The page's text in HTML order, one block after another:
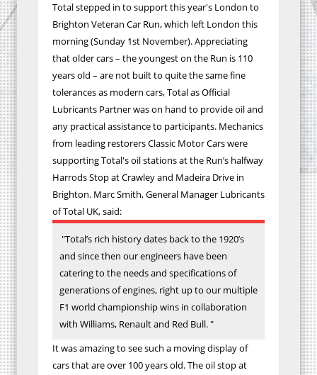
Total stepped in to support this year's London to
Brighton Veteran Car Run, which left London this
morning (Sunday 1st November). Appreciating
that older cars – the youngest on the Run is 110
years old – are not built to quite the same fine
tolerances as modern cars, Total as Official
Lubricants Partner was on hand to provide oil and
any practical assistance to participants. Mechanics
from leading restorers Classic Motor Cars were
supporting Total's oil stations at the Run’s halfway
Harrods Stop at Crawley and Madeira Drive in
Brighton. Marc Smith, General Manager Lubricants
of Total UK, said:
"Total’s rich history dates back to the 1920’s
and since then our engineers have been
catering to the needs and specifications of
generations of engines, right up to our multiple
F1 world championship wins in collaboration
with Williams, Renault and Red Bull. "
It was amazing to see such a moving display of
cars that are over 100 years old. The oil stop at